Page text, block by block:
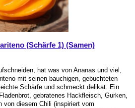
(Schärfe 1) (Samen)
hat was von Ananas und viel,
mit seinen bauchigen, gebuchteten
Schärfe und schmeckt delikat. Ein
gebratenes Hackfleisch, Gurken,
von diesem Chili (inspiriert vom